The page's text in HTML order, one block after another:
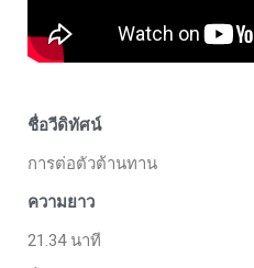
ชื่อวีดิทัศน์
การต่อตัวต้านทาน
ความยาว
21.34 นาที